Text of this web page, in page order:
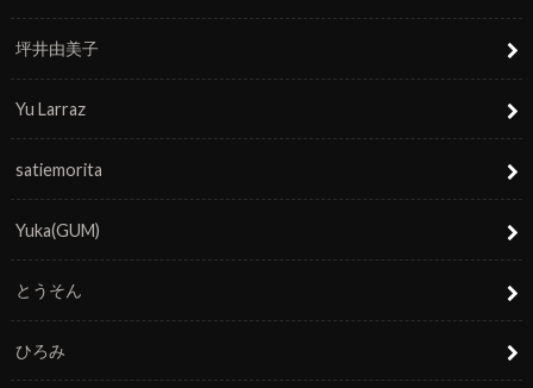
坪井由美子
Yu Larraz
satiemorita
Yuka(GUM)
とうそん
ひろみ